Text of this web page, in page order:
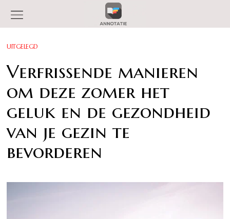
UITGELEGD
Verfrissende manieren
om deze zomer het
geluk en de gezondheid
van je gezin te
bevorderen